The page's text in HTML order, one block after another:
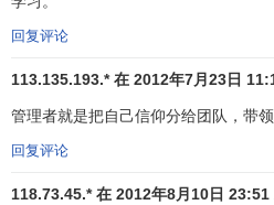
回复评论
113.135.193.* 在 2012年7月23日
管理者就是把自己信仰分给团队，带
回复评论
118.73.45.* 在 2012年8月10日 23:51